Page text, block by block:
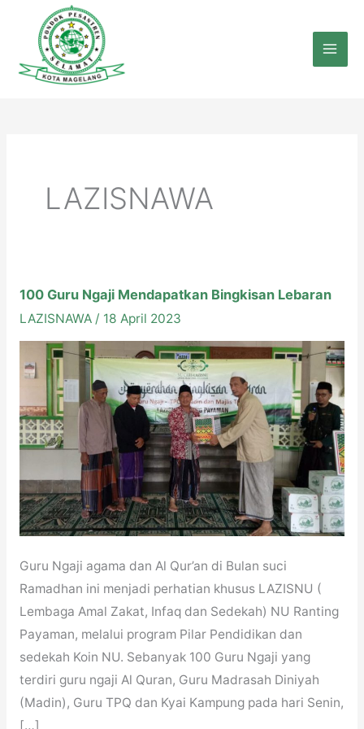
konten
LAZISNAWA
100 Guru Ngaji Mendapatkan Bingkisan Lebaran
LAZISNAWA/ 18 April 2023
Guru Ngaji agama dan Al Qur’an di Bulan suci
Ramadhan ini menjadi perhatian khusus LAZISNU (
Lembaga Amal Zakat, Infaq dan Sedekah) NU Ranting
Payaman, melalui program Pilar Pendidikan dan
sedekah Koin NU. Sebanyak 100 Guru Ngaji yang
terdiri guru ngaji Al Quran, Guru Madrasah Diniyah
(Madin), Guru TPQ dan Kyai Kampung pada hari Senin,
[…]